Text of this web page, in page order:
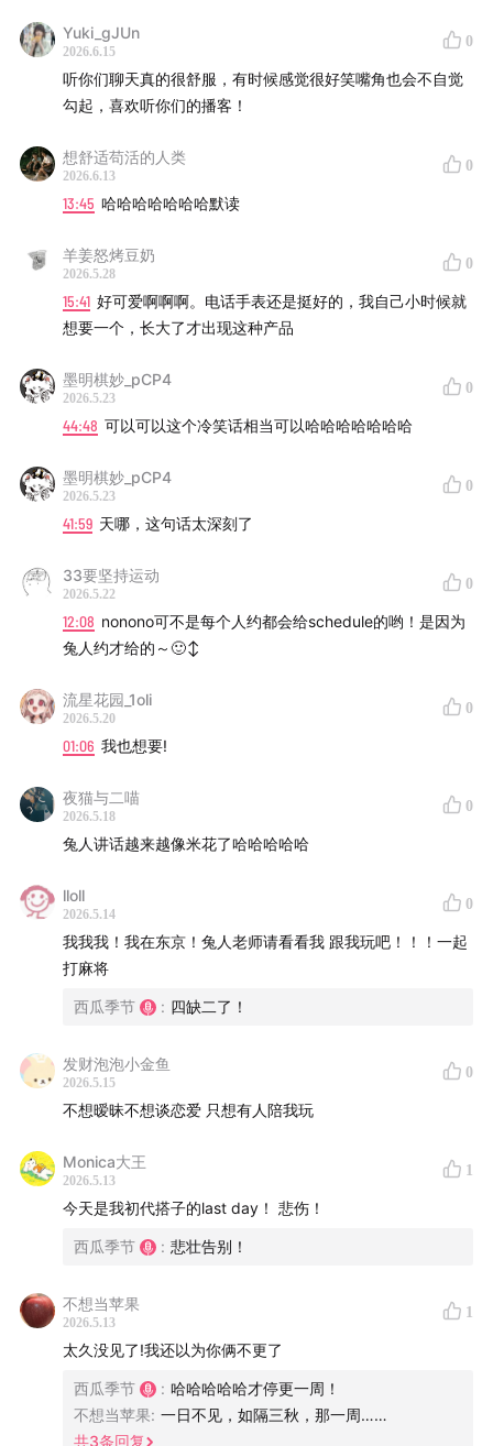
Kevin Penkin - Inspiration
Tristan Wolf,Nessen - Totem Feather
-
Yuki_gJUn
2026.6.15
0
听你们聊天真的很舒服，有时候感觉很好笑嘴角也会不自觉
勾起，喜欢听你们的播客！
想舒适苟活的人类
2026.6.13
0
13:45 哈哈哈哈哈哈哈默读
羊姜怒烤豆奶
2026.5.28
0
15:41 好可爱啊啊啊。电话手表还是挺好的，我自己小时候就
想要一个，长大了才出现这种产品
墨明棋妙_pCP4
2026.5.23
0
44:48 可以可以这个冷笑话相当可以哈哈哈哈哈哈哈
墨明棋妙_pCP4
2026.5.23
0
41:59 天哪，这句话太深刻了
33要坚持运动
2026.5.22
0
12:08 nonono可不是每个人约都会给schedule的哟！是因为
兔人约才给的～🙂‍↕️
流星花园_1oli
2026.5.20
0
01:06 我也想要!
夜猫与二喵
2026.5.18
0
兔人讲话越来越像米花了哈哈哈哈哈
lloll
2026.5.14
0
我我我！我在东京！兔人老师请看看我 跟我玩吧！！！一起
打麻将
西瓜季节 : 四缺二了！
发财泡泡小金鱼
2026.5.15
0
不想暧昧不想谈恋爱 只想有人陪我玩
Monica大王
2026.5.13
1
今天是我初代搭子的last day！ 悲伤！
西瓜季节 : 悲壮告别！
不想当苹果
2026.5.13
1
太久没见了!我还以为你俩不更了
西瓜季节 : 哈哈哈哈哈才停更一周！
不想当苹果: 一日不见，如隔三秋，那一周……
共3条回复